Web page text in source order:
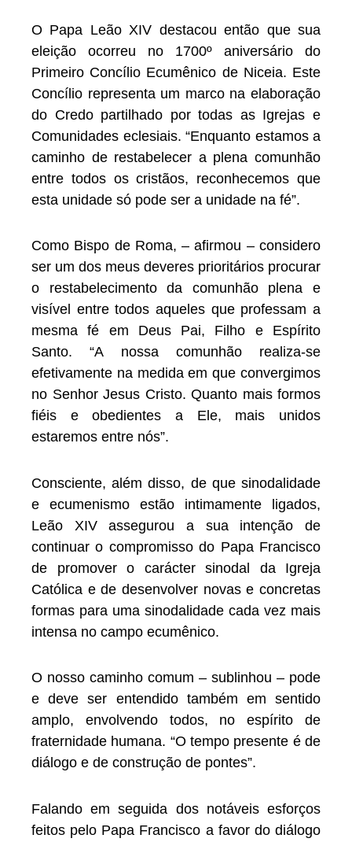
O Papa Leão XIV destacou então que sua
eleição ocorreu no 1700º aniversário do
Primeiro Concílio Ecumênico de Niceia. Este
Concílio representa um marco na elaboração
do Credo partilhado por todas as Igrejas e
Comunidades eclesiais. “Enquanto estamos a
caminho de restabelecer a plena comunhão
entre todos os cristãos, reconhecemos que
esta unidade só pode ser a unidade na fé”.
Como Bispo de Roma, – afirmou – considero
ser um dos meus deveres prioritários procurar
o restabelecimento da comunhão plena e
visível entre todos aqueles que professam a
mesma fé em Deus Pai, Filho e Espírito
Santo. “A nossa comunhão realiza-se
efetivamente na medida em que convergimos
no Senhor Jesus Cristo. Quanto mais formos
fiéis e obedientes a Ele, mais unidos
estaremos entre nós”.
Consciente, além disso, de que sinodalidade
e ecumenismo estão intimamente ligados,
Leão XIV assegurou a sua intenção de
continuar o compromisso do Papa Francisco
de promover o carácter sinodal da Igreja
Católica e de desenvolver novas e concretas
formas para uma sinodalidade cada vez mais
intensa no campo ecumênico.
O nosso caminho comum – sublinhou – pode
e deve ser entendido também em sentido
amplo, envolvendo todos, no espírito de
fraternidade humana. “O tempo presente é de
diálogo e de construção de pontes”.
Falando em seguida dos notáveis esforços
feitos pelo Papa Francisco a favor do diálogo